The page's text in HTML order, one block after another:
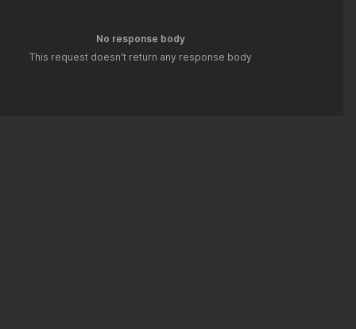
No response body
This request doesn't return any response body